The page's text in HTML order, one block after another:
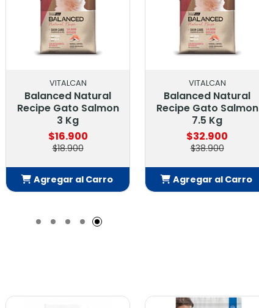
VITALCAN
Balanced Natural
Recipe Gato Salmon
3 Kg
$16.900
$18.900
Agregar al Carro
VITALCAN
Balanced Natural
Recipe Gato Salmon
7.5 Kg
$32.900
$38.900
Agregar al Carro